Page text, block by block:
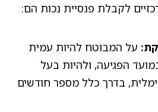
לקבלת פנסיית נכות הם:
על המבוטח להיות עמית
הפגיעה, ולהיות בעל
בדרך כלל מספר חודשים